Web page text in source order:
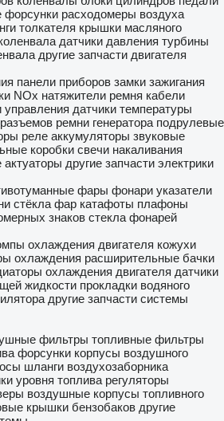
форсунки расходомеры воздуха
толкателя крышки масляного
датчики давления турбины
другие запчасти двигателя
панели приборов замки зажигания
NOx натяжители ремня кабели
управления датчики температуры
ремни генератора подрулевые
реле аккумуляторы звуковые
коробки свечи накаливания
другие запчасти электрики
фары фонари указатели
стёкла фар катафоты плафоны
знаков стекла фонарей
охлаждения двигателя кожухи
охлаждения расширительные бачки
охлаждения двигателя датчики
жидкости прокладки водяного
другие запчасти системы
фильтры топливные фильтры
форсунки корпусы воздушного
шланги воздухозаборника
уровня топлива регуляторы
воздушные корпусы топливного
крышки бензобаков другие